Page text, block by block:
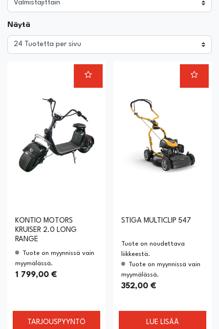
Näytä
KONTIO MOTORS
KRUISER 2.0 LONG
RANGE
Tuote on myynnissä vain
myymälässä.
1 799,00 €
TARJOUSPYYNTÖ
STIGA MULTICLIP 547
Tuote on noudettava
liikkeestä.
Tuote on myynnissä vain
myymälässä.
352,00 €
LUE LISÄÄ